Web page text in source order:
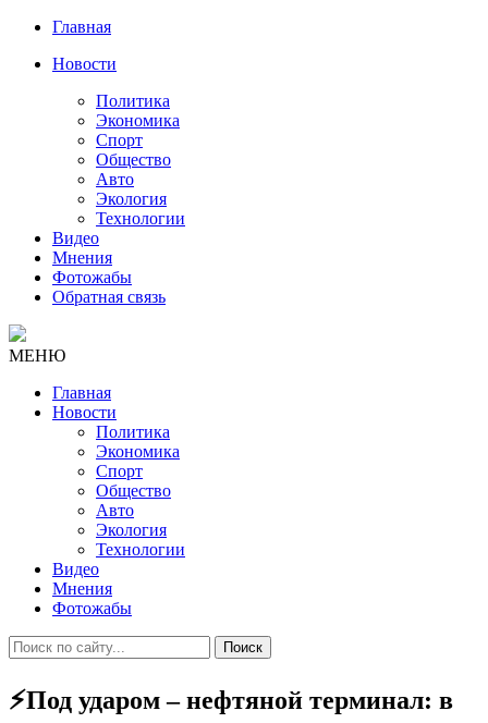
Главная
Новости
Политика
Экономика
Спорт
Общество
Авто
Экология
Технологии
Видео
Мнения
Фотожабы
Обратная связь
МЕНЮ
Главная
Новости
Политика
Экономика
Спорт
Общество
Авто
Экология
Технологии
Видео
Мнения
Фотожабы
Поиск
⚡Под ударом – нефтяной терминал: в